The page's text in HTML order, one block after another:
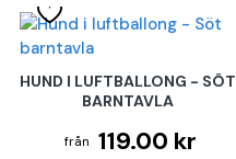
HUND I LUFTBALLONG - SÖT
BARNTAVLA
119.00 kr